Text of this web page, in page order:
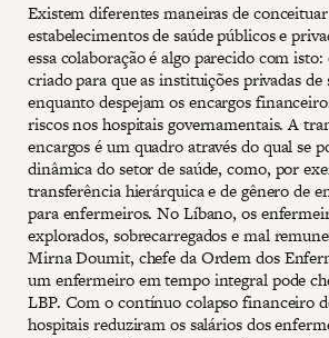
Existem diferentes maneiras de
estabelecimentos de saúde públicos e
essa colaboração é algo parecido com isto:
criado para que as instituições privadas
enquanto despejam os encargos
riscos nos hospitais governamentais. A
encargos é um quadro através do qual se
dinâmica do setor de saúde, como, por
transferência hierárquica e de gênero de
para enfermeiros. No Líbano, os
explorados, sobrecarregados e mal
Mirna Doumit, chefe da Ordem dos
um enfermeiro em tempo integral pode
LBP. Com o contínuo colapso financeiro
hospitais reduziram os salários dos